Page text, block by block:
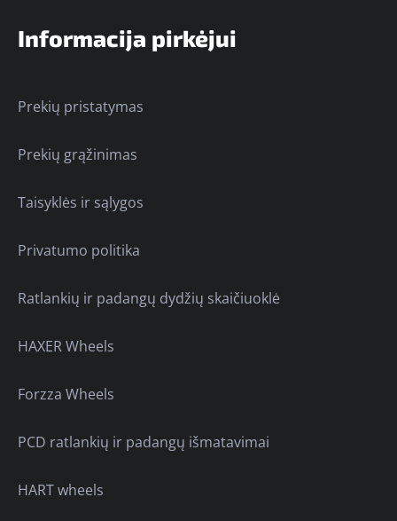
Informacija pirkėjui
Prekių pristatymas
Prekių grąžinimas
Taisyklės ir sąlygos
Privatumo politika
Ratlankių ir padangų dydžių skaičiuoklė
HAXER Wheels
Forzza Wheels
PCD ratlankių ir padangų išmatavimai
HART wheels